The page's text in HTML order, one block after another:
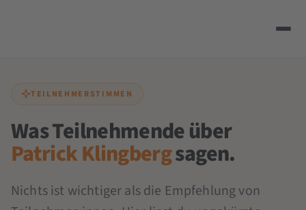
TEILNEHMERSTIMMEN
Was Teilnehmende über
Patrick Klingbergsagen.
Nichts ist wichtiger als die Empfehlung von